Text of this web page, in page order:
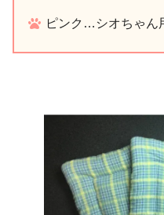
ピンク…シオちゃん